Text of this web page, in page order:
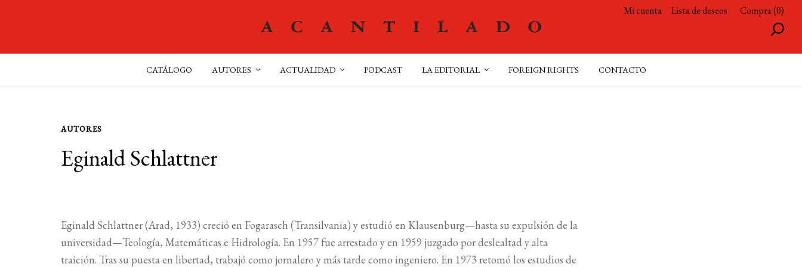
Mi cuenta Lista de deseos Compra (0)
CATÁLOGO AUTORES ACTUALIDAD PODCAST LA EDITORIAL FOREIGN RIGHTS CONTACTO
AUTORES
Eginald Schlattner
Eginald Schlattner (Arad, 1933) creció en Fogarasch (Transilvania) y estudió en Klausenburg—hasta su expulsión de la
universidad—Teología, Matemáticas e Hidrología. En 1957 fue arrestado y en 1959 juzgado por deslealtad y alta
traición. Tras su puesta en libertad, trabajó como jornalero y más tarde como ingeniero. En 1973 retomó los estudios de